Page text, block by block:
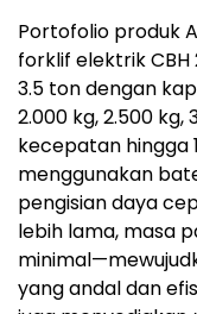
Portofolio produk
forklif elektrik CBH
3.5 ton dengan
2.000 kg, 2.500 kg,
kecepatan hingga
menggunakan
pengisian daya
lebih lama, masa
yang andal dan